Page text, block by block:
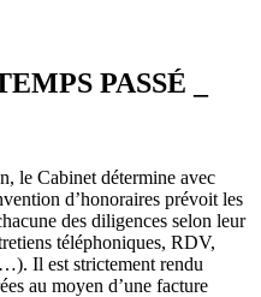
PASSÉ _
le Cabinet détermine avec
d’honoraires prévoit les
des diligences selon leur
téléphoniques, RDV,
Il est strictement rendu
au moyen d’une facture